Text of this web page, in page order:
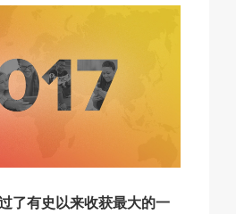
了有史以来收获最大的一